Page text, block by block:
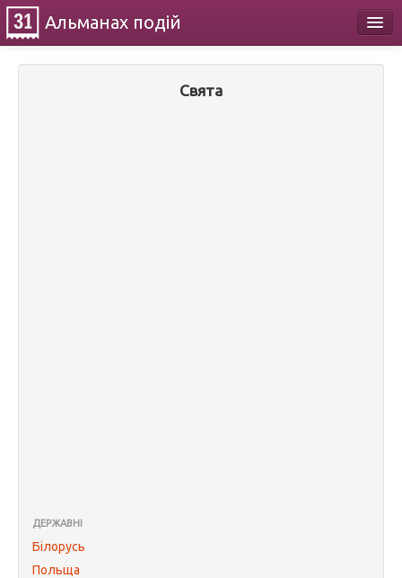
Альманах подій
Свята
ДЕРЖАВНІ
Білорусь
Польща